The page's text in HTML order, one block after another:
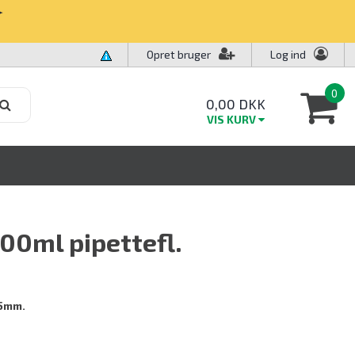
Opret bruger Log ind
0,00 DKK
VIS KURV
0
pipettefl.